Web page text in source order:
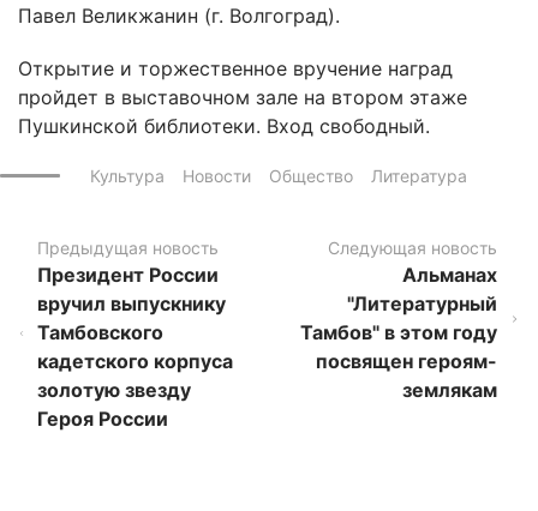
Павел Великжанин (г. Волгоград).
Открытие и торжественное вручение наград
пройдет в выставочном зале на втором этаже
Пушкинской библиотеки. Вход свободный.
Культура Новости Общество Литература
Предыдущая новость
Президент России
вручил выпускнику
Тамбовского
кадетского корпуса
золотую звезду
Героя России
Следующая новость
Альманах
"Литературный
Тамбов" в этом году
посвящен героям-
землякам